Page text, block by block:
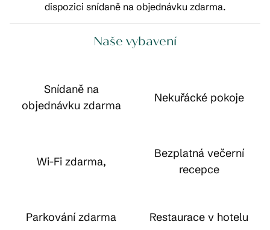
dispozici snídaně na objednávku zdarma.
Naše vybavení
Snídaně na
objednávku zdarma
Nekuřácké pokoje
Wi-Fi zdarma,
Bezplatná večerní
recepce
Parkování zdarma Restaurace v hotelu